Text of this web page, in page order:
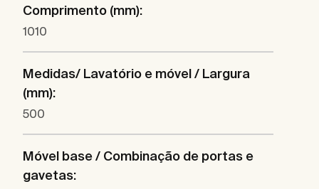
Comprimento (mm):
1010
Medidas/ Lavatório e móvel / Largura
(mm):
500
Móvel base / Combinação de portas e
gavetas: